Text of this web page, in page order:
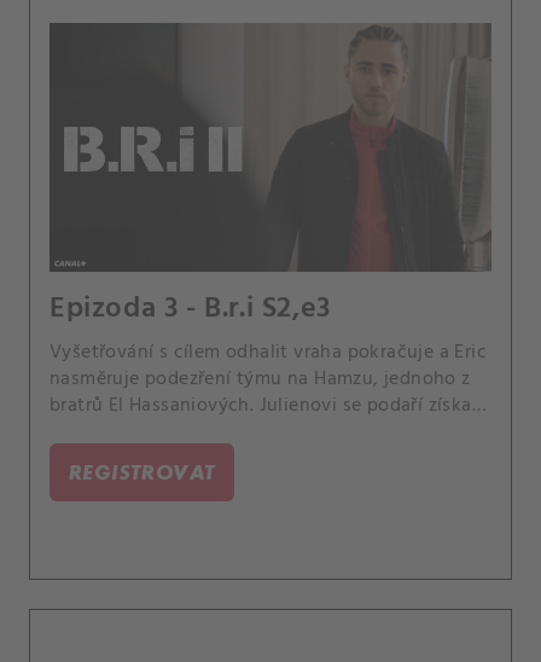
Epizoda 3 - B.r.i S2,e3
Vyšetřování s cílem odhalit vraha pokračuje a Eric
nasměruje podezření týmu na Hamzu, jednoho z
bratrů El Hassaniových. Julienovi se podaří získat
REGISTROVAT